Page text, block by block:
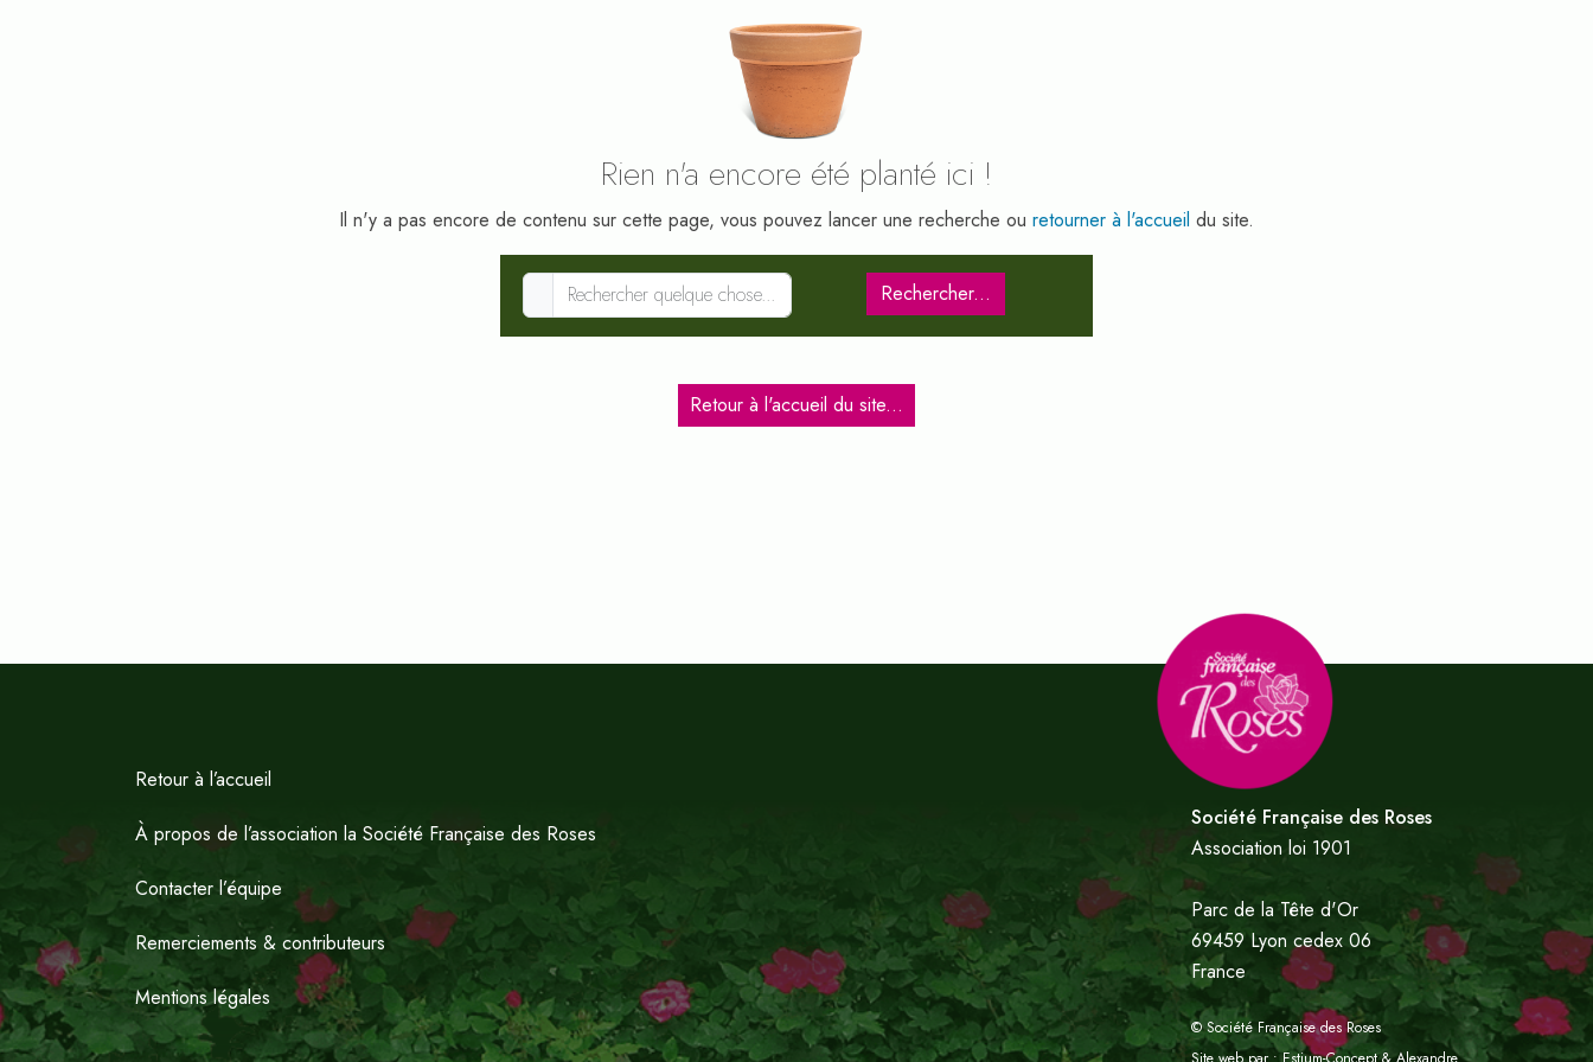
Rien n'a encore été planté ici !
Il n'y a pas encore de contenu sur cette page, vous pouvez lancer une recherche ou retourner à l'accueil du site.
Search Rechercher...
Retour à l'accueil du site...
Retour à l’accueil
À propos de l’association la Société Française des Roses
Contacter l’équipe
Remerciements & contributeurs
Mentions légales
Société Française des Roses
Association loi 1901
Parc de la Tête d'Or
69459 Lyon cedex 06
France
© Société Française des Roses